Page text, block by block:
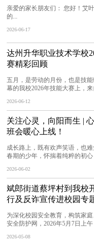
亲爱的家长朋友们： 您好！艾
的...
2026-06-17
达州升华职业技术学校
赛精彩回顾
五月，是劳动的月份，也是技
幕的我校2026年技能大赛上，
2026-06-12
关注心灵，向阳而生 |
班会暖心上线！
成长路上，既有欢声笑语，也
春期的少年，怀揣着纯粹的初
2026-06-02
斌郎街道蔡坪村到我校
行及反诈宣传进校园专
为深化校园安全教育，构筑家
安全防护网，2026年5月7日上
2026-05-08